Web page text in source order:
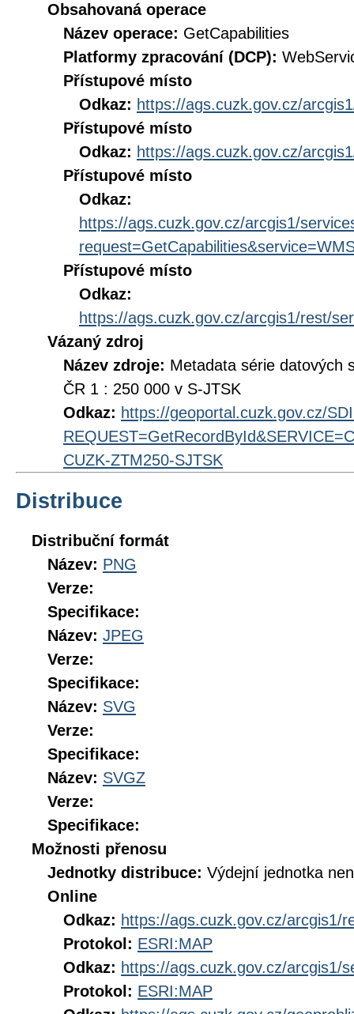
Obsahovaná operace
Název operace: GetCapabilities
Platformy zpracování (DCP):
Přístupové místo
Odkaz: https://ags.cuzk.gov.cz/
Přístupové místo
Odkaz: https://ags.cuzk.gov.cz/
Přístupové místo
Odkaz:
https://ags.cuzk.gov.cz/arcgis1/
Přístupové místo
Odkaz:
https://ags.cuzk.gov.cz/arcgis1/rest/
Vázaný zdroj
Název zdroje: Metadata série datových
ČR 1 : 250 000 v S-JTSK
Odkaz: https://geoportal.cuzk.gov.cz/
CUZK-ZTM250-SJTSK
Distribuce
Distribuční formát
Název: PNG
Verze:
Specifikace:
Název: JPEG
Verze:
Specifikace:
Název: SVG
Verze:
Specifikace:
Název: SVGZ
Verze:
Specifikace:
Možnosti přenosu
Jednotky distribuce: Výdejní jednotka
Online
Odkaz: https://ags.cuzk.gov.cz/arcgis1/
Protokol: ESRI:MAP
Odkaz: https://ags.cuzk.gov.cz/arcgis1/
Protokol: ESRI:MAP